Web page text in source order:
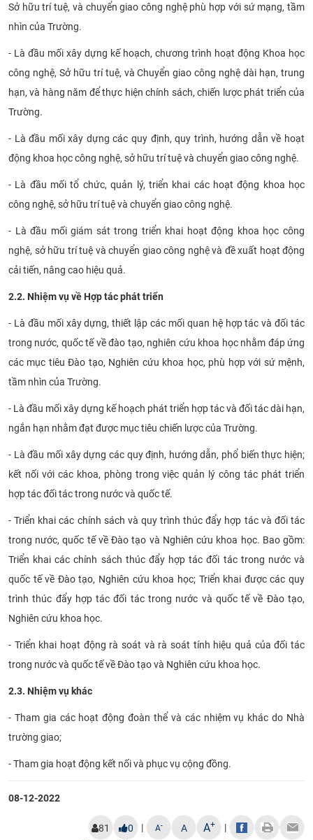
Sở hữu trí tuệ, và chuyển giao công nghệ phù hợp với sứ mạng, tầm
nhìn của Trường.
- Là đầu mối xây dựng kế hoạch, chương trình hoạt động Khoa học
công nghệ, Sở hữu trí tuệ, và Chuyển giao công nghệ dài hạn, trung
hạn, và hàng năm để thực hiện chính sách, chiến lược phát triển của
Trường.
- Là đầu mối xây dựng các quy định, quy trình, hướng dẫn về hoạt
động khoa học công nghệ, sở hữu trí tuệ và chuyển giao công nghệ.
- Là đầu mối tổ chức, quản lý, triển khai các hoạt động khoa học
công nghệ, sở hữu trí tuệ và chuyển giao công nghệ.
- Là đầu mối giám sát trong triển khai hoạt động khoa học công
nghệ, sở hữu trí tuệ và chuyển giao công nghệ và đề xuất hoạt động
cải tiến, nâng cao hiệu quả.
2.2. Nhiệm vụ về Hợp tác phát triển
- Là đầu mối xây dựng, thiết lập các mối quan hệ hợp tác và đối tác
trong nước, quốc tế về đào tạo, nghiên cứu khoa học nhằm đáp ứng
các mục tiêu Đào tạo, Nghiên cứu khoa học, phù hợp với sứ mệnh,
tầm nhìn của Trường.
- Là đầu mối xây dựng kế hoạch phát triển hợp tác và đối tác dài hạn,
ngắn hạn nhằm đạt được mục tiêu chiến lược của Trường.
- Là đầu mối xây dựng các quy định, hướng dẫn, phổ biến thực hiện;
kết nối với các khoa, phòng trong việc quản lý công tác phát triển
hợp tác đối tác trong nước và quốc tế.
- Triển khai các chính sách và quy trình thúc đẩy hợp tác và đối tác
trong nước, quốc tế về Đào tạo và Nghiên cứu khoa học. Bao gồm:
Triển khai các chính sách thúc đẩy hợp tác đối tác trong nước và
quốc tế về Đào tạo, Nghiên cứu khoa học; Triển khai được các quy
trình thúc đẩy hợp tác đối tác trong nước và quốc tế về Đào tạo,
Nghiên cứu khoa học.
- Triển khai hoạt động rà soát và rà soát tính hiệu quả của đối tác
trong nước và quốc tế về Đào tạo và Nghiên cứu khoa học.
2.3. Nhiệm vụ khác
- Tham gia các hoạt động đoàn thể và các nhiệm vụ khác do Nhà
trường giao;
- Tham gia hoạt động kết nối và phục vụ cộng đồng.
08-12-2022
81 0 | A- A A+ |